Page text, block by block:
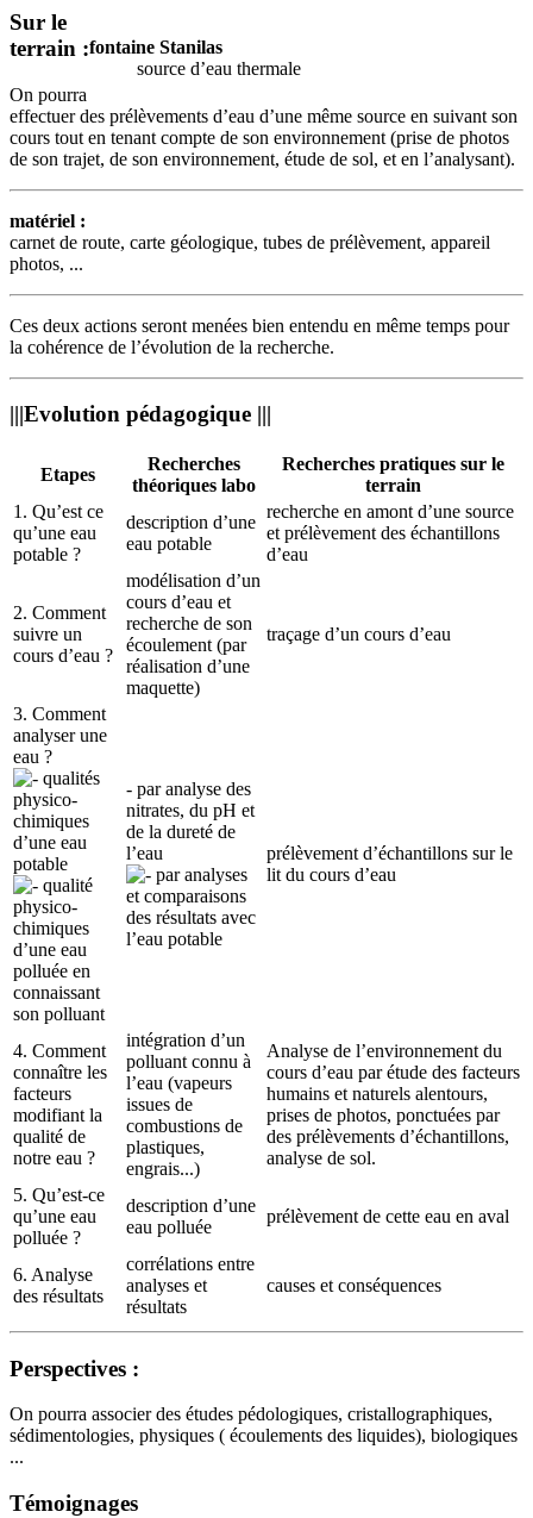
fontaine Stanilas
source d’eau thermale
Sur le
terrain :
On pourra
effectuer des prélèvements d’eau d’une même source en suivant son
cours tout en tenant compte de son environnement (prise de photos
de son trajet, de son environnement, étude de sol, et en l’analysant).
matériel :
carnet de route, carte géologique, tubes de prélèvement, appareil
photos, ...
Ces deux actions seront menées bien entendu en même temps pour
la cohérence de l’évolution de la recherche.
|||Evolution pédagogique |||
Etapes
Recherches
théoriques labo
Recherches pratiques sur le
terrain
1. Qu’est ce
qu’une eau
potable ?
description d’une
eau potable
recherche en amont d’une source
et prélèvement des échantillons
d’eau
2. Comment
suivre un
cours d’eau ?
modélisation d’un
cours d’eau et
recherche de son
écoulement (par
réalisation d’une
maquette)
traçage d’un cours d’eau
3. Comment
analyser une
eau ?
qualités
physico-
chimiques
d’une eau
potable
qualité
physico-
chimiques
d’une eau
polluée en
connaissant
son polluant
- par analyse des
nitrates, du pH et
de la dureté de
l’eau
par analyses
et comparaisons
des résultats avec
l’eau potable
prélèvement d’échantillons sur le
lit du cours d’eau
4. Comment
connaître les
facteurs
modifiant la
qualité de
notre eau ?
intégration d’un
polluant connu à
l’eau (vapeurs
issues de
combustions de
plastiques,
engrais...)
Analyse de l’environnement du
cours d’eau par étude des facteurs
humains et naturels alentours,
prises de photos, ponctuées par
des prélèvements d’échantillons,
analyse de sol.
5. Qu’est-ce
qu’une eau
polluée ?
description d’une
eau polluée
prélèvement de cette eau en aval
6. Analyse
des résultats
corrélations entre
analyses et
résultats
causes et conséquences
Perspectives :
On pourra associer des études pédologiques, cristallographiques,
sédimentologies, physiques ( écoulements des liquides), biologiques
...
Témoignages